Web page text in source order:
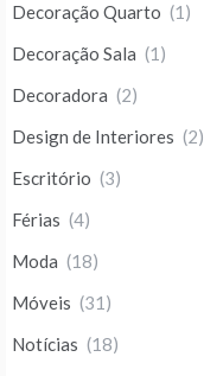
Decoração Quarto (1)
Decoração Sala (1)
Decoradora (2)
Design de Interiores (2)
Escritório (3)
Férias (4)
Moda (18)
Móveis (31)
Notícias (18)